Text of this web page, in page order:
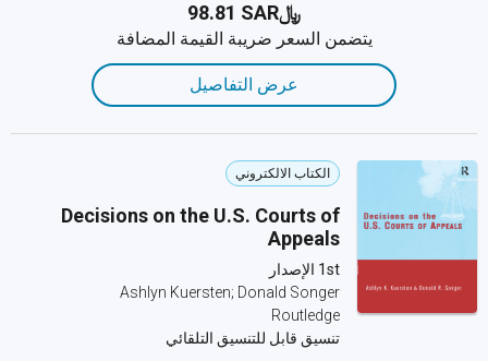
﷼‎98.81 SAR
يتضمن السعر ضريبة القيمة المضافة
عرض التفاصيل
الكتاب الالكتروني
Decisions on the U.S. Courts of
Appeals
1st الإصدار
Ashlyn Kuersten; Donald Songer
Routledge
تنسيق قابل للتنسيق التلقائي